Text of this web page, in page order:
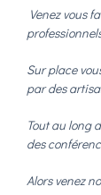
Venez vous
Sur place
par des
Tout au long
des
Alors venez